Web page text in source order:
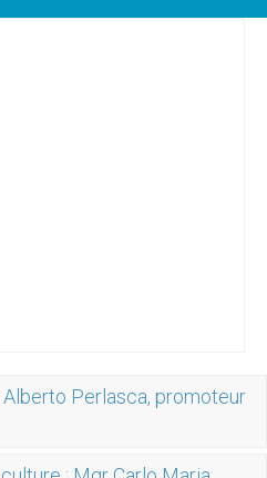
Perlasca, promoteur